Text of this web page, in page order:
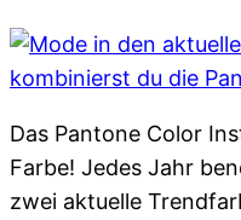
Das Pantone Color
Farbe! Jedes Jahr
zwei aktuelle